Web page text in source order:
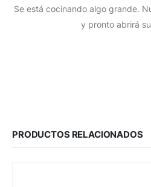
Se está cocinando algo grande.
y pronto abrirá
PRODUCTOS RELACIONADOS